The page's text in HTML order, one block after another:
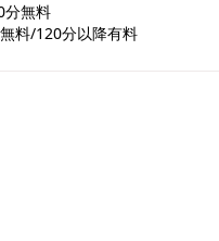
分無料
料/120分以降有料